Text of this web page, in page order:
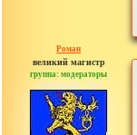
Роман
великий магистр
группа: модераторы
сообщений: 1557